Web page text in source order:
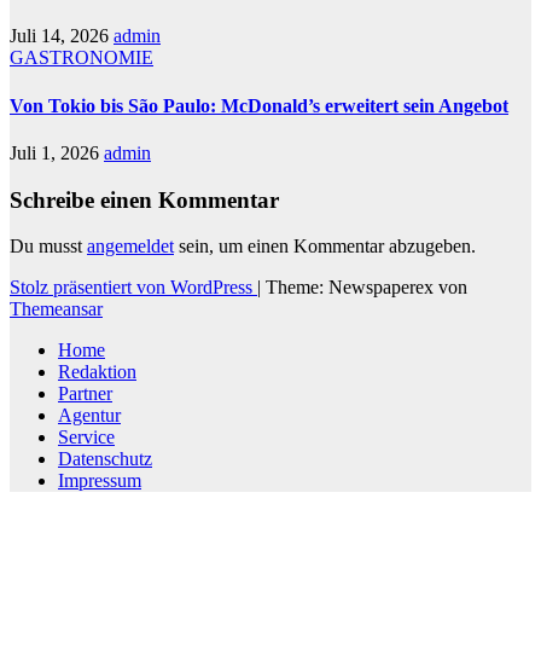
Juli 14, 2026 admin
GASTRONOMIE
Von Tokio bis São Paulo: McDonald’s erweitert sein Angebot
Juli 1, 2026 admin
Schreibe einen Kommentar
Du musst angemeldet sein, um einen Kommentar abzugeben.
Stolz präsentiert von WordPress | Theme: Newspaperex von
Themeansar
Home
Redaktion
Partner
Agentur
Service
Datenschutz
Impressum